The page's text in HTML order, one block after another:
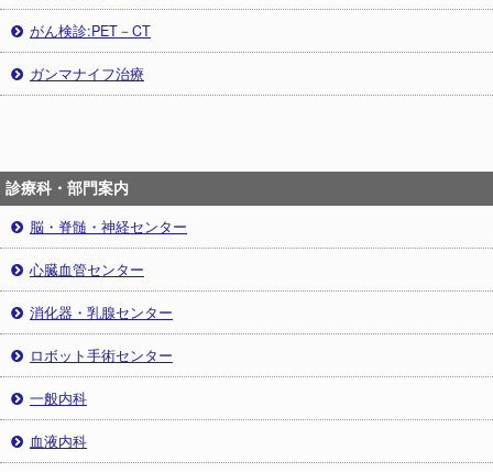
がん検診:PET－CT
ガンマナイフ治療
診療科・部門案内
脳・脊髄・神経センター
心臓血管センター
消化器・乳腺センター
ロボット手術センター
一般内科
血液内科